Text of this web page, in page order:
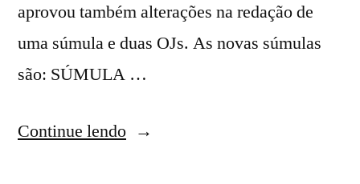
aprovou também alterações na redação de
uma súmula e duas OJs. As novas súmulas
são: SÚMULA …
Continue lendo